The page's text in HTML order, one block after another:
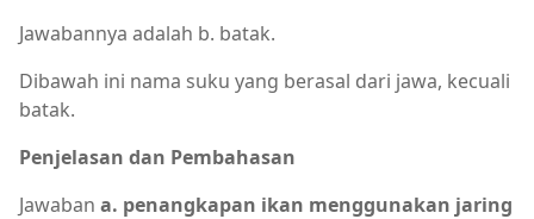
Jawabannya adalah b. batak.
Dibawah ini nama suku yang berasal dari jawa, kecuali
batak.
Penjelasan dan Pembahasan
Jawaban a. penangkapan ikan menggunakan jaring